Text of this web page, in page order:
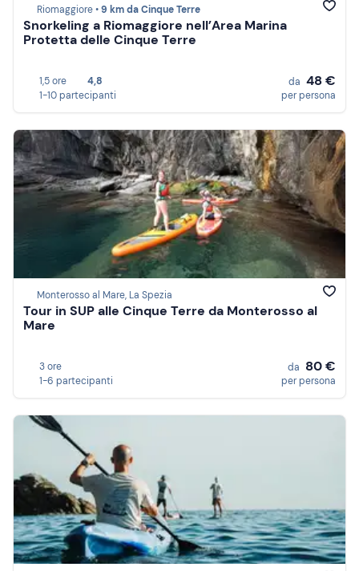
Riomaggiore •9 km da Cinque Terre
Snorkeling a Riomaggiore nell’Area Marina
Protetta delle Cinque Terre
1,5 ore
4,8
1-10 partecipanti
da 48 €
per persona
Monterosso al Mare, La Spezia
Tour in SUP alle Cinque Terre da Monterosso al
Mare
3 ore
1-6 partecipanti
da 80 €
per persona